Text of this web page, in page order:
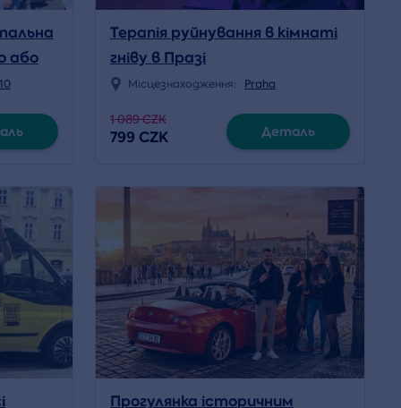
або
Терапія руйнування в кімнаті
гніву в Празі
Місцезнаходження: Praha
1 089 CZK
799 CZK Деталь
Прогулянка історичним